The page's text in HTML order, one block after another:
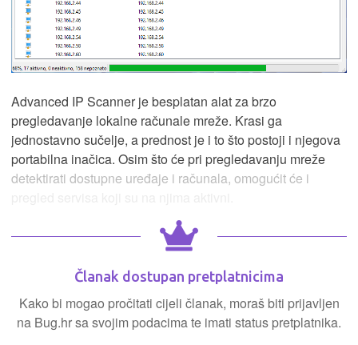
Advanced IP Scanner je besplatan alat za brzo
pregledavanje lokalne računale mreže. Krasi ga
jednostavno sučelje, a prednost je i to što postoji i njegova
portabilna inačica. Osim što će pri pregledavanju mreže
detektirati dostupne uređaje i računala, omogućit će i
Članak dostupan pretplatnicima
Kako bi mogao pročitati cijeli članak, moraš biti prijavljen
na Bug.hr sa svojim podacima te imati status pretplatnika.